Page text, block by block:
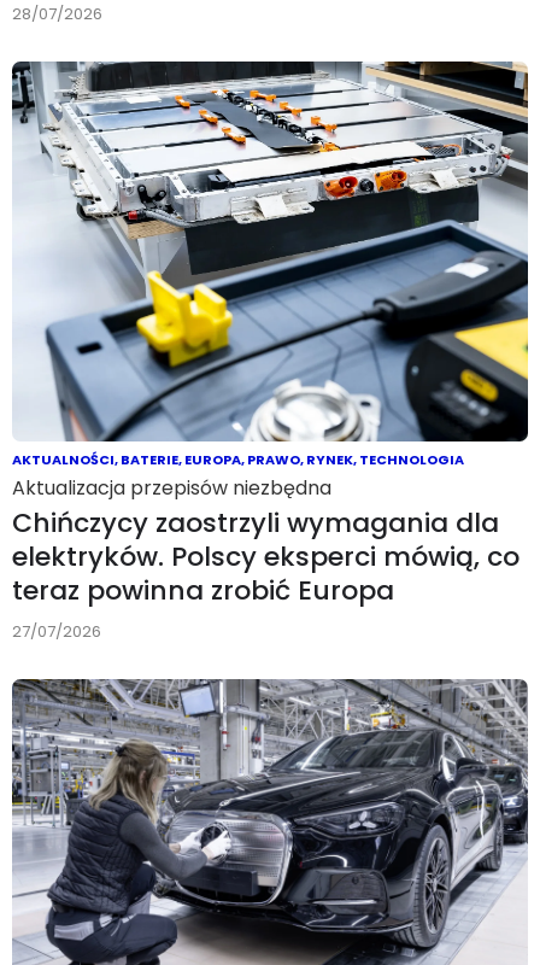
28/07/2026
AKTUALNOŚCI,BATERIE,EUROPA,PRAWO,RYNEK,TECHNOLOGIA
Aktualizacja przepisów niezbędna
Chińczycy zaostrzyli wymagania dla
elektryków. Polscy eksperci mówią, co
teraz powinna zrobić Europa
27/07/2026